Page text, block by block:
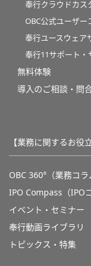
奉行クラウドカス
OBC公式ユーザー
奉行ユースウェア
奉行11サポート・
無料体験
導入のご相談・問
【業務に関するお役
OBC 360°（業務コラ
IPO Compass（IPO
イベント・セミナー
奉行動画ライブラリ
トピックス・特集